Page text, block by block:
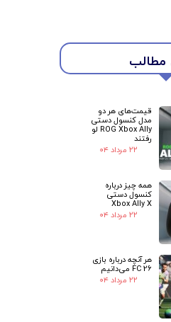
مطالب
قیمت‌های هر دو
مدل کنسول دستی
ROG Xbox Ally لو
رفتند
۲۲ مرداد ۰۴
همه چیز درباره
کنسول دستی
Xbox Ally X
۲۲ مرداد ۰۴
هر آنچه درباره بازی
FC 26 می‌دانیم
۲۲ مرداد ۰۴